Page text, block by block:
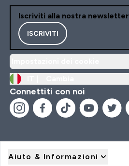
Iscriviti alla nostra newsletter
ISCRIVITI
Connettiti con noi
Aiuto & Informazioni